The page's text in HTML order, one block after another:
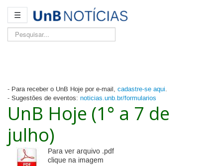
☰
Pesquisar...
- Para receber o UnB Hoje por e-mail, cadastre-se aqui.
- Sugestões de eventos: noticias.unb.br/formularios
UnB Hoje (1° a 7 de
julho)
Para ver arquivo .pdf
clique na imagem